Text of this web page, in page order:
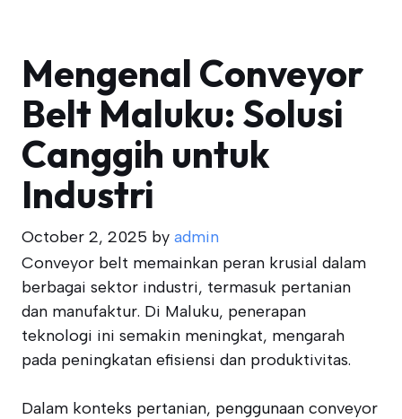
Mengenal Conveyor
Belt Maluku: Solusi
Canggih untuk
Industri
October 2, 2025 by admin
Conveyor belt memainkan peran krusial dalam
berbagai sektor industri, termasuk pertanian
dan manufaktur. Di Maluku, penerapan
teknologi ini semakin meningkat, mengarah
pada peningkatan efisiensi dan produktivitas.
Dalam konteks pertanian, penggunaan conveyor